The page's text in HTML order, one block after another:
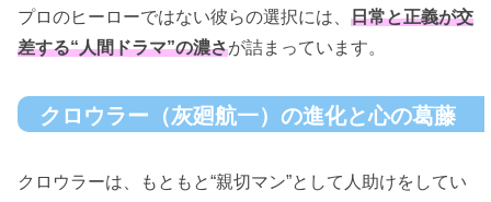
プロのヒーローではない彼らの選択には、 日常と正義が交
差する“人間ドラマ”の濃さが詰まっています。
クロウラー（灰廻航一）の進化と心の葛藤
クロウラーは、もともと“親切マン”として人助けをしてい